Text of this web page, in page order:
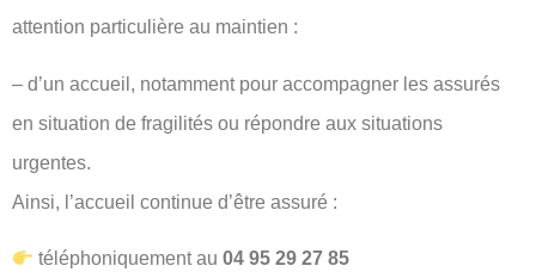
attention particulière au maintien :
– d’un accueil, notamment pour accompagner les assurés
en situation de fragilités ou répondre aux situations
urgentes.
Ainsi, l’accueil continue d’être assuré :
téléphoniquement au04 95 29 27 85